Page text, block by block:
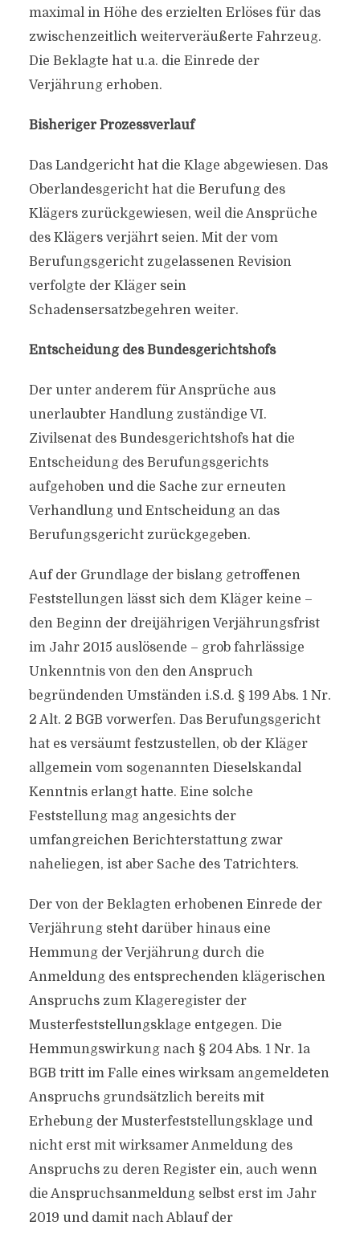
maximal in Höhe des erzielten Erlöses für das
zwischenzeitlich weiterveräußerte Fahrzeug.
Die Beklagte hat u.a. die Einrede der
Verjährung erhoben.
Bisheriger Prozessverlauf
Das Landgericht hat die Klage abgewiesen. Das
Oberlandesgericht hat die Berufung des
Klägers zurückgewiesen, weil die Ansprüche
des Klägers verjährt seien. Mit der vom
Berufungsgericht zugelassenen Revision
verfolgte der Kläger sein
Schadensersatzbegehren weiter.
Entscheidung des Bundesgerichtshofs
Der unter anderem für Ansprüche aus
unerlaubter Handlung zuständige VI.
Zivilsenat des Bundesgerichtshofs hat die
Entscheidung des Berufungsgerichts
aufgehoben und die Sache zur erneuten
Verhandlung und Entscheidung an das
Berufungsgericht zurückgegeben.
Auf der Grundlage der bislang getroffenen
Feststellungen lässt sich dem Kläger keine –
den Beginn der dreijährigen Verjährungsfrist
im Jahr 2015 auslösende – grob fahrlässige
Unkenntnis von den den Anspruch
begründenden Umständen i.S.d. § 199 Abs. 1 Nr.
2 Alt. 2 BGB vorwerfen. Das Berufungsgericht
hat es versäumt festzustellen, ob der Kläger
allgemein vom sogenannten Dieselskandal
Kenntnis erlangt hatte. Eine solche
Feststellung mag angesichts der
umfangreichen Berichterstattung zwar
naheliegen, ist aber Sache des Tatrichters.
Der von der Beklagten erhobenen Einrede der
Verjährung steht darüber hinaus eine
Hemmung der Verjährung durch die
Anmeldung des entsprechenden klägerischen
Anspruchs zum Klageregister der
Musterfeststellungsklage entgegen. Die
Hemmungswirkung nach § 204 Abs. 1 Nr. 1a
BGB tritt im Falle eines wirksam angemeldeten
Anspruchs grundsätzlich bereits mit
Erhebung der Musterfeststellungsklage und
nicht erst mit wirksamer Anmeldung des
Anspruchs zu deren Register ein, auch wenn
die Anspruchsanmeldung selbst erst im Jahr
2019 und damit nach Ablauf der